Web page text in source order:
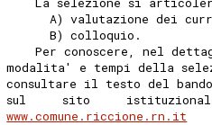
A) valutazione dei
      B) colloquio.
Per conoscere, nel
modalita' e tempi della
consultare il testo del
sul     sito
www.comune.riccione.rn.it